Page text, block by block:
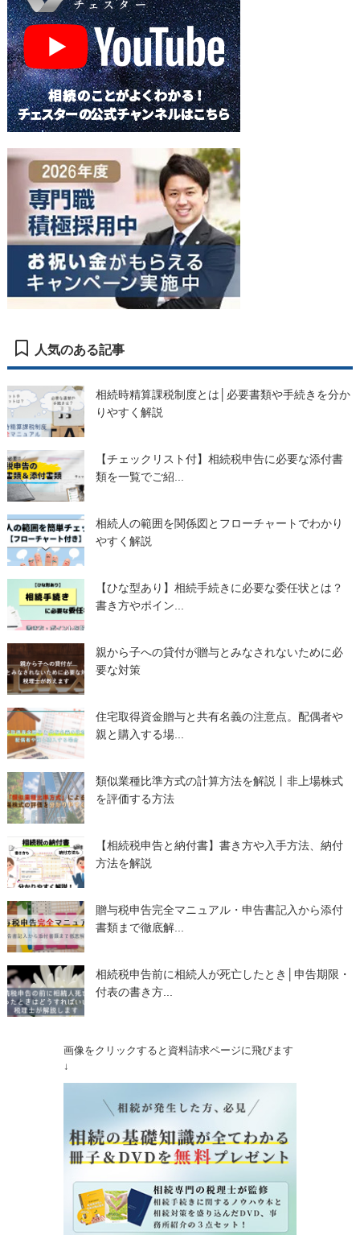
人気のある記事
相続時精算課税制度とは│必要書類や手続きを分か
りやすく解説
【チェックリスト付】相続税申告に必要な添付書
類を一覧でご紹...
相続人の範囲を関係図とフローチャートでわかり
やすく解説
【ひな型あり】相続手続きに必要な委任状とは？
書き方やポイン...
親から子への貸付が贈与とみなされないために必
要な対策
住宅取得資金贈与と共有名義の注意点。配偶者や
親と購入する場...
類似業種比準方式の計算方法を解説丨非上場株式
を評価する方法
【相続税申告と納付書】書き方や入手方法、納付
方法を解説
贈与税申告完全マニュアル・申告書記入から添付
書類まで徹底解...
相続税申告前に相続人が死亡したとき│申告期限・
付表の書き方...
画像をクリックすると資料請求ページに飛びます
↓